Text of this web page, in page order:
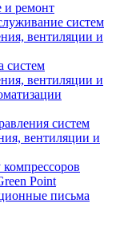
и ремонт
систем
вентиляции и
систем
вентиляции и
систем
вентиляции и
Point
письма